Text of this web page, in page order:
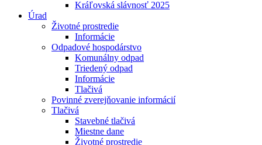
Kráľovská slávnosť 2025
Úrad
Životné prostredie
Informácie
Odpadové hospodárstvo
Komunálny odpad
Triedený odpad
Informácie
Tlačivá
Povinné zverejňovanie informácií
Tlačivá
Stavebné tlačivá
Miestne dane
Životné prostredie